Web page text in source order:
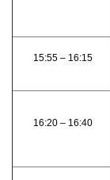
15:55 – 16:15
16:20 – 16:40